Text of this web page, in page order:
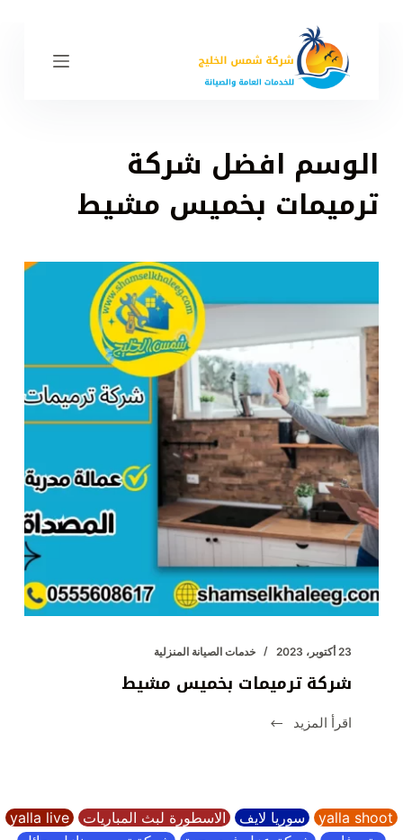
الوسم افضل شركة
ترميمات بخميس مشيط
23 أكتوبر، 2023 خدمات الصيانة المنزلية
شركة ترميمات بخميس مشيط
اقرأ المزيد
شركة
yalla shoot سوريا لايف الاسطورة لبث المباريات yalla live